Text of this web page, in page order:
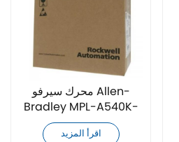
محرك سيرفو Allen-
Bradley MPL-A540K-
SK72AA جديد تمامًا
اقرأ المزيد